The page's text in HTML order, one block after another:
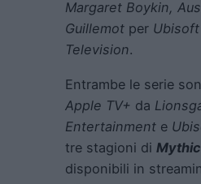
Margaret Boykin,
Guillemot per
Television.
Entrambe le serie
Apple TV+ da
Entertainment e
tre stagioni di
disponibili in